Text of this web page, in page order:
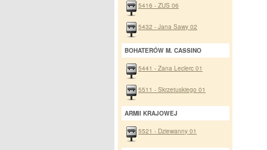
5416 - ZUS 06
5432 - Jana Sawy 02
BOHATERÓW M. CASSINO
5441 - Zana Leclerc 01
5511 - Skrzetuskiego 01
ARMII KRAJOWEJ
5521 - Dziewanny 01